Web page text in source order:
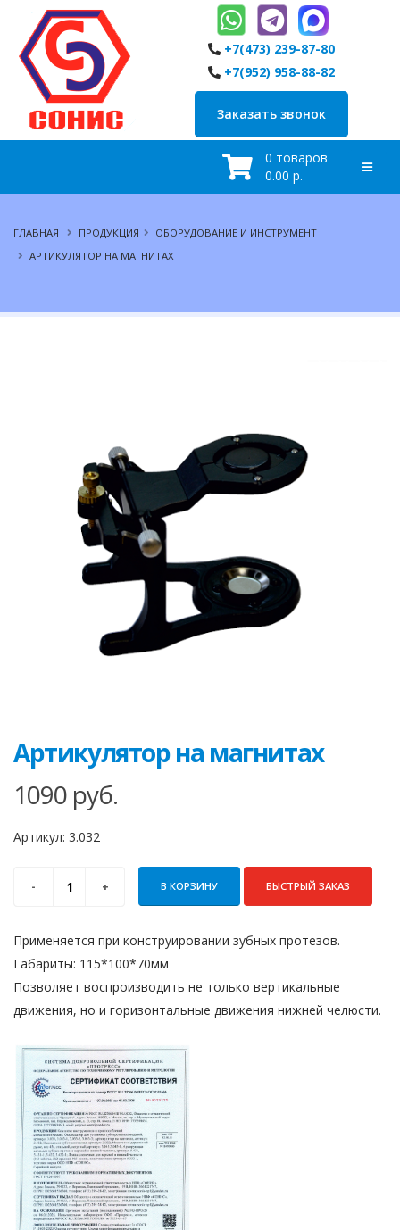
+7(473) 239-87-80
+7(952) 958-88-82
Заказать звонок
0 товаров
0.00 р.
ГЛАВНАЯ ПРОДУКЦИЯ
ОБОРУДОВАНИЕ И ИНСТРУМЕНТ
АРТИКУЛЯТОР НА МАГНИТАХ
Артикулятор на магнитах
1090 руб.
Артикул: 3.032
В КОРЗИНУ БЫСТРЫЙ ЗАКАЗ
Применяется при конструировании зубных протезов.
Габариты: 115*100*70мм
Позволяет воспроизводить не только вертикальные
движения, но и горизонтальные движения нижней челюсти.